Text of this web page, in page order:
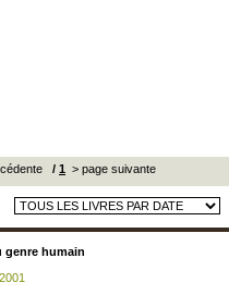
/ 1 > page suivante
genre humain